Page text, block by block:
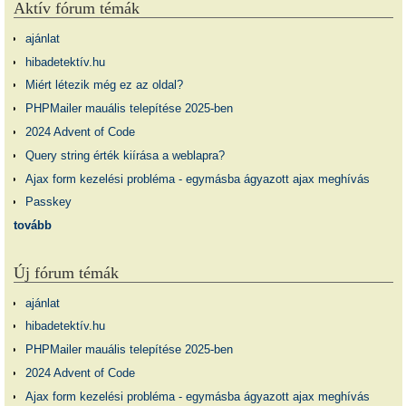
Aktív fórum témák
ajánlat
hibadetektív.hu
Miért létezik még ez az oldal?
PHPMailer mauális telepítése 2025-ben
2024 Advent of Code
Query string érték kiírása a weblapra?
Ajax form kezelési probléma - egymásba ágyazott ajax meghívás
Passkey
tovább
Új fórum témák
ajánlat
hibadetektív.hu
PHPMailer mauális telepítése 2025-ben
2024 Advent of Code
Ajax form kezelési probléma - egymásba ágyazott ajax meghívás